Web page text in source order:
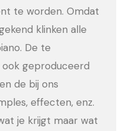
te worden. Omdat
klinken alle
De te
geproduceerd
de bij ons
effecten, enz.
je krijgt maar wat